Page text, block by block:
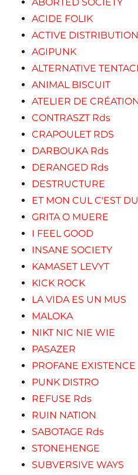
ACIDE FOLIK
ACTIVE DISTRIBUTION
AGIPUNK
ALTERNATIVE
ANIMAL BISCUIT
ATELIER DE
CONTRASZT Rds
CRAPOULET RDS
DARBOUKA Rds
DERANGED Rds
DESTRUCTURE
ET MON CUL C'EST
GRITA O MUERE
I FEEL GOOD
INSANE SOCIETY
KAMASET LEVYT
KICK ROCK
LA VIDA ES UN MUS
MALOKA
NIKT NIC NIE WIE
PASAZER
PROFANE EXISTENCE
PUNK DISTRO
REFUSE Rds
RUIN NATION
SABOTAGE Rds
STONEHENGE
SUBVERSIVE WAYS